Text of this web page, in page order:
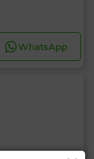
WhatsApp